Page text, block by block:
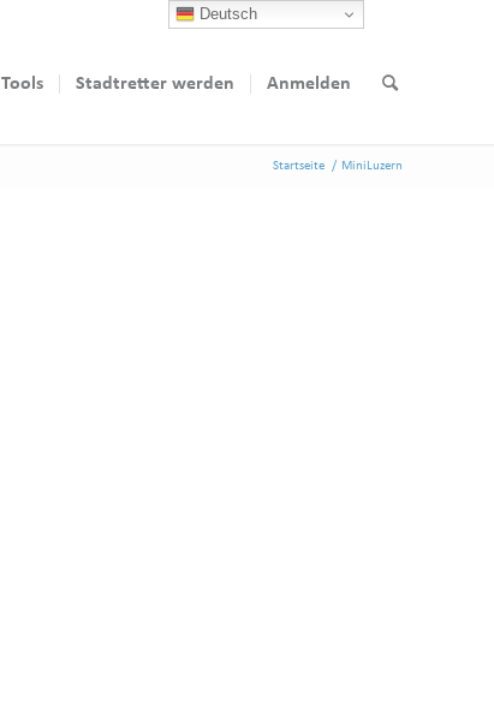
Tools Stadtretter werden Anmelden
Startseite / MiniLuzern
Deutsch